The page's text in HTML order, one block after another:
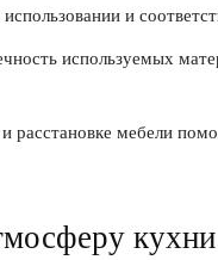
и
используемых
расстановке мебели
кухни